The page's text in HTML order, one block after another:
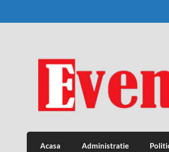
Eveniment
Acasa Administratie